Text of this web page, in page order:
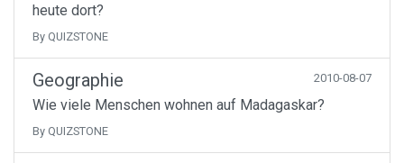
heute dort?
By QUIZSTONE
Geographie 2010-08-07
Wie viele Menschen wohnen auf Madagaskar?
By QUIZSTONE